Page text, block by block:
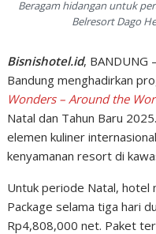
Beragam hidangan untuk
Belresort Dago
Bisnishotel.id,
Bandung menghadirkan
Wonders – Around the
Natal dan Tahun Baru
elemen kuliner
kenyamanan resort di
Untuk periode Natal, hotel
Package selama tiga hari
Rp4,808,000 net. Paket